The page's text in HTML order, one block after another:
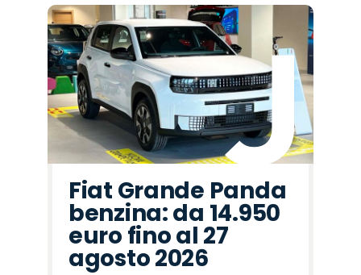
Fiat Grande Panda
benzina: da 14.950
euro fino al 27
agosto 2026